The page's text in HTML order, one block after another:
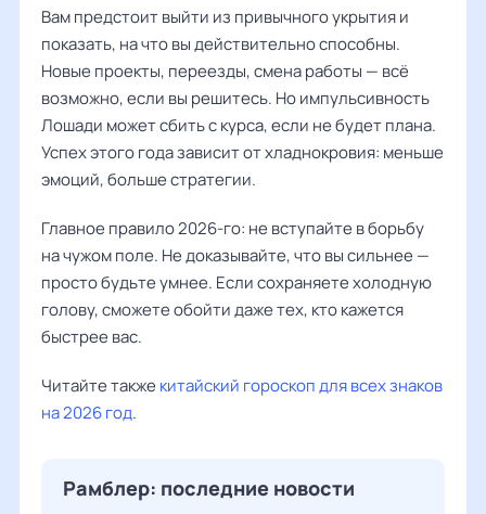
Вам предстоит выйти из привычного укрытия и
показать, на что вы действительно способны.
Новые проекты, переезды, смена работы — всё
возможно, если вы решитесь. Но импульсивность
Лошади может сбить с курса, если не будет плана.
Успех этого года зависит от хладнокровия: меньше
эмоций, больше стратегии.
Главное правило 2026-го: не вступайте в борьбу
на чужом поле. Не доказывайте, что вы сильнее —
просто будьте умнее. Если сохраняете холодную
голову, сможете обойти даже тех, кто кажется
быстрее вас.
Читайте также китайский гороскоп для всех знаков
на 2026 год.
Рамблер: последние новости